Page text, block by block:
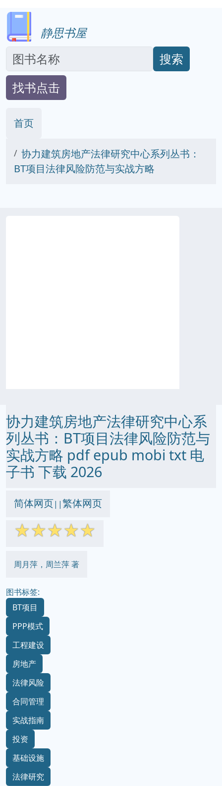
静思书屋
搜索
找书点击
首页
协力建筑房地产法律研究中心系列丛书：
BT项目法律风险防范与实战方略
协力建筑房地产法律研究中心系
列丛书：BT项目法律风险防范与
实战方略 pdf epub mobi txt 电
子书 下载 2026
简体网页||繁体网页
☆☆☆☆☆
周月萍，周兰萍 著
图书标签:
BT项目
PPP模式
工程建设
房地产
法律风险
合同管理
实战指南
投资
基础设施
法律研究